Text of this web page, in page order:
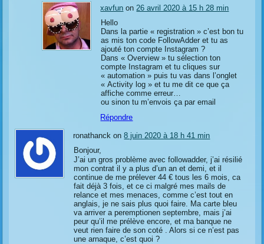
xavfun on26 avril 2020 à 15 h 28 min
Hello
Dans la partie « registration » c’est bon tu
as mis ton code FollowAdder et tu as
ajouté ton compte Instagram ?
Dans « Overview » tu sélection ton
compte Instagram et tu cliques sur
« automation » puis tu vas dans l’onglet
« Activity log » et tu me dit ce que ça
affiche comme erreur…
ou sinon tu m’envois ça par email
Répondre
ronathanck on8 juin 2020 à 18 h 41 min
Bonjour,
J’ai un gros problème avec followadder, j’ai résilié
mon contrat il y a plus d’un an et demi, et il
continue de me prélever 44 € tous les 6 mois, ca
fait déjà 3 fois, et ce ci malgré mes mails de
relance et mes menaces, comme c’est tout en
anglais, je ne sais plus quoi faire. Ma carte bleu
va arriver a peremptionen septembre, mais j’ai
peur qu’il me prélève encore, et ma banque ne
veut rien faire de son coté . Alors si ce n’est pas
une arnaque, c’est quoi ?